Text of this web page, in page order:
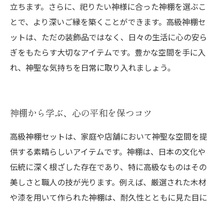
立ちます。さらに、祀りたい神様に合った神棚を選ぶこ
とで、より深いご縁を築くことができます。高級神棚セ
ットは、ただの装飾品ではなく、日々の生活に心の安ら
ぎをもたらす大切なアイテムです。豊かな空間を手に入
れ、神聖な気持ちを日常に取り入れましょう。
神棚から学ぶ、心の平和を保つコツ
高級神棚セットは、家庭や店舗において神聖な空間を提
供する素晴らしいアイテムです。神棚は、日本の文化や
伝統に深く根ざした存在であり、特に高級なものはその
美しさと職人の技が光ります。例えば、厳選された木材
や漆を用いて作られた神棚は、耐久性とともに見た目に